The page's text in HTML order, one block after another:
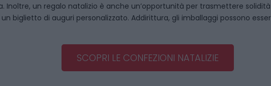
Inoltre, un regalo natalizio è anche un’opportunità per trasmettere
biglietto di auguri personalizzato. Addirittura, gli imballaggi possono
SCOPRI LE CONFEZIONI NATALIZIE